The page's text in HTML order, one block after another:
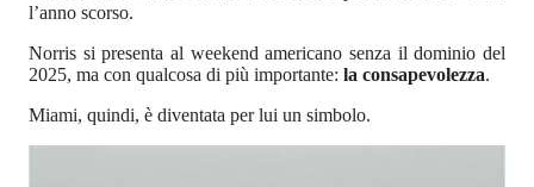
l’anno scorso.
Norris si presenta al weekend americano senza il dominio del
2025, ma con qualcosa di più importante: la consapevolezza.
Miami, quindi, è diventata per lui un simbolo.